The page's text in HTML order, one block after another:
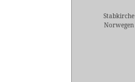
Stabkirche
Norwegen